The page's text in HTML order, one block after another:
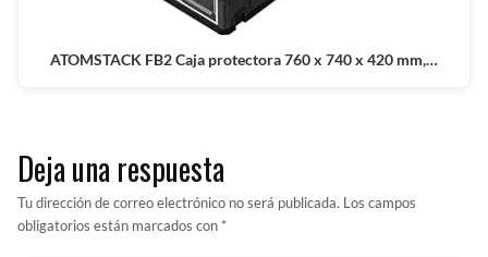
ATOMSTACK FB2 Caja protectora 760 x 740 x 420 mm,…
Deja una respuesta
Tu dirección de correo electrónico no será publicada. Los campos
obligatorios están marcados con *